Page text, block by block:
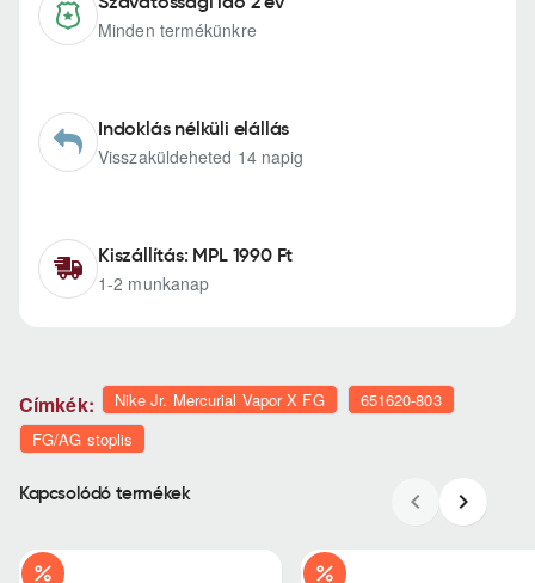
Minden termékünkre
Indoklás nélküli elállás
Visszaküldeheted 14 napig
Kiszállítás: MPL 1990 Ft
1-2 munkanap
Címkék: Nike Jr. Mercurial Vapor X FG
651620-803
FG/AG stoplis
Kapcsolódó termékek